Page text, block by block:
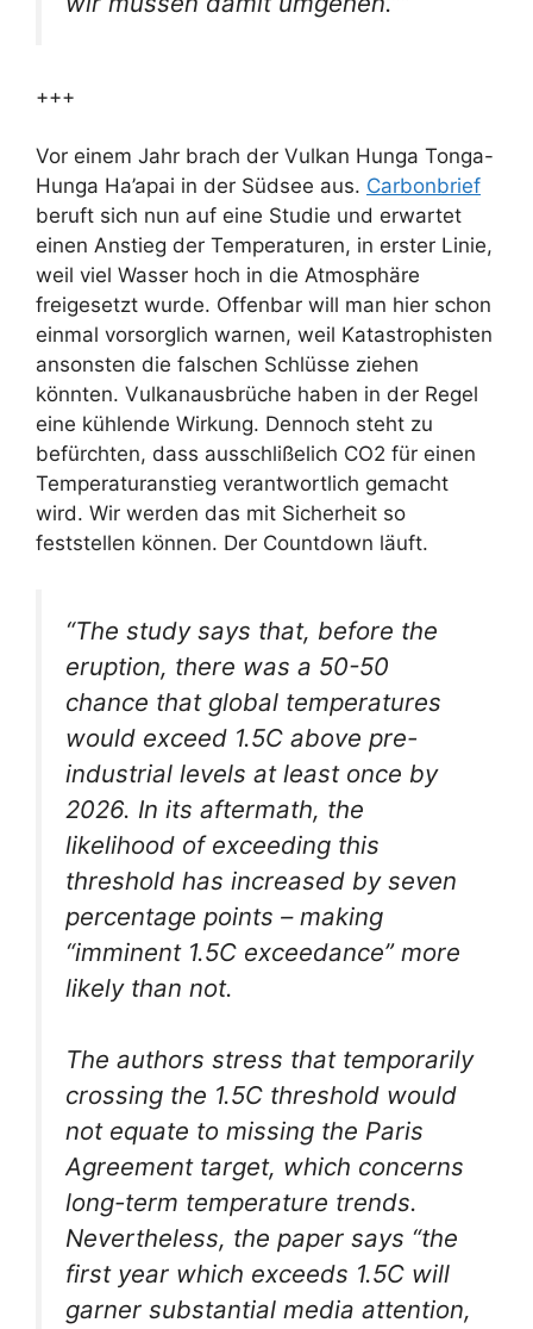
+++
Vor einem Jahr brach der Vulkan Hunga Tonga-
Hunga Ha’apai in der Südsee aus. Carbonbrief
beruft sich nun auf eine Studie und erwartet
einen Anstieg der Temperaturen, in erster Linie,
weil viel Wasser hoch in die Atmosphäre
freigesetzt wurde. Offenbar will man hier schon
einmal vorsorglich warnen, weil Katastrophisten
ansonsten die falschen Schlüsse ziehen
könnten. Vulkanausbrüche haben in der Regel
eine kühlende Wirkung. Dennoch steht zu
befürchten, dass ausschlißelich CO2 für einen
Temperaturanstieg verantwortlich gemacht
wird. Wir werden das mit Sicherheit so
feststellen können. Der Countdown läuft.
“The study says that, before the
eruption, there was a 50-50
chance that global temperatures
would exceed 1.5C above pre-
industrial levels at least once by
2026. In its aftermath, the
likelihood of exceeding this
threshold has increased by seven
percentage points – making
“imminent 1.5C exceedance” more
likely than not.
The authors stress that temporarily
crossing the 1.5C threshold would
not equate to missing the Paris
Agreement target, which concerns
long-term temperature trends.
Nevertheless, the paper says “the
first year which exceeds 1.5C will
garner substantial media attention,